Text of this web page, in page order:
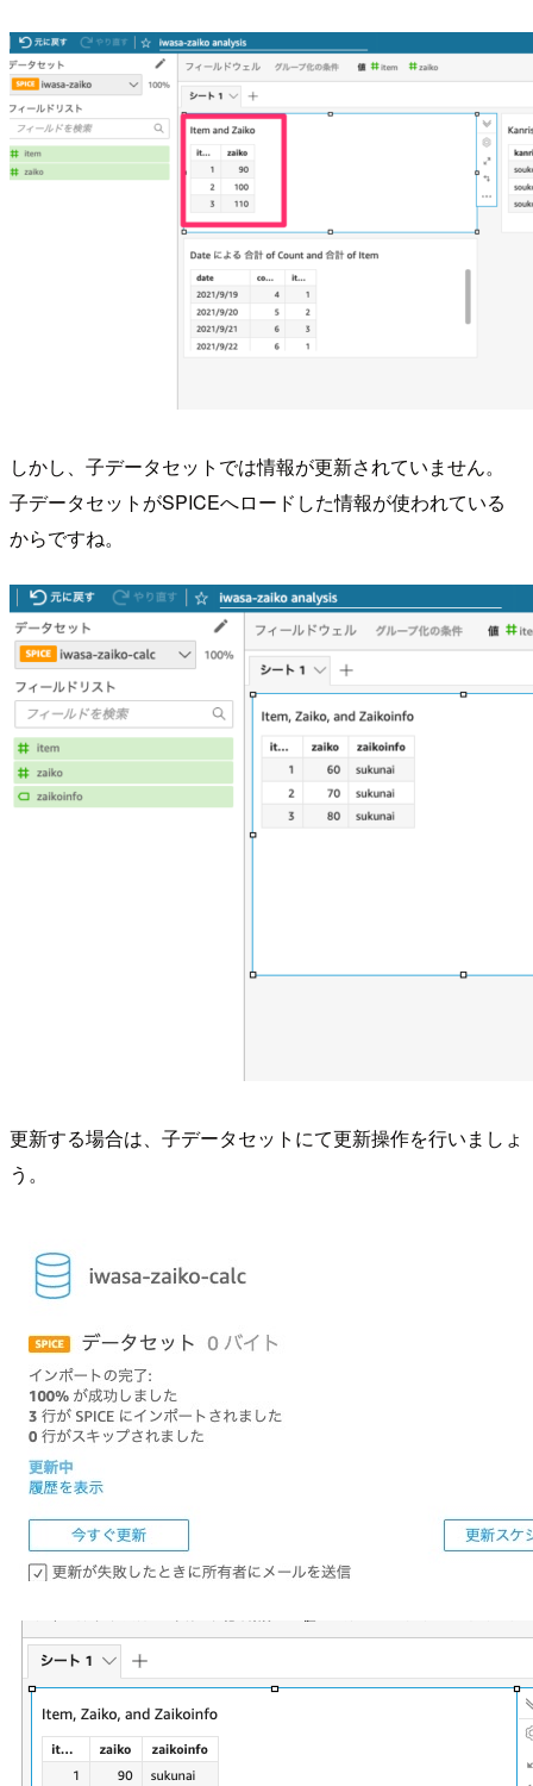
しかし、子データセットでは情報が更新されていません。
子データセットがSPICEへロードした情報が使われている
からですね。
更新する場合は、子データセットにて更新操作を行いましょ
う。